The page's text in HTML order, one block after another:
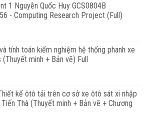
1 Nguyễn Quốc Huy GCS0804B
- Computing Research Project (Full)
tính toán kiểm nghiệm hệ thống phanh xe
(Thuyết minh + Bản vẽ) Full
kế ôtô tải trên cơ sở xe ôtô sát xi nhập
Thà (Thuyết minh + Bản vẽ + Chương